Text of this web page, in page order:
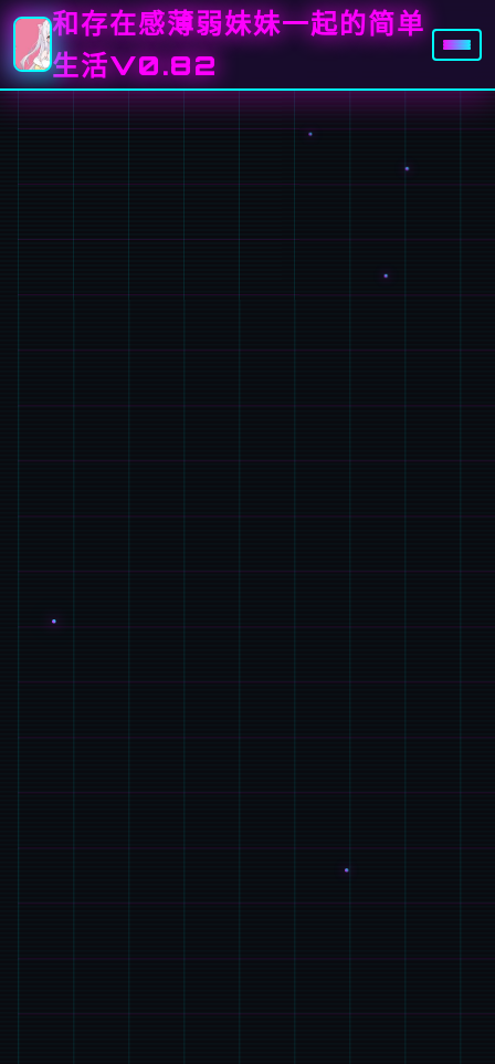
和存在感薄弱妹妹一起的简单
生活V0.82